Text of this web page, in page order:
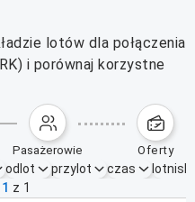
lotów dla połączenia
i porównaj korzystne
pasażerowie oferty
odlot przylot czas
1 z 1